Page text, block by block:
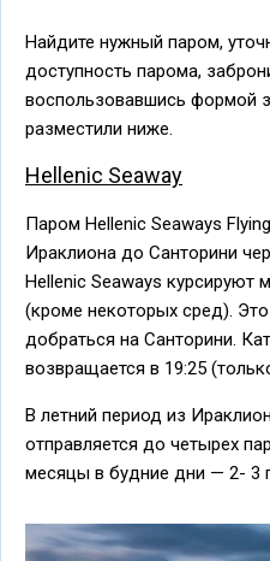
Найдите нужный паром,
доступность парома,
воспользовавшись формой
разместили ниже.
Hellenic Seaway
Паром Hellenic Seaways
Ираклиона до Санторини
Hellenic Seaways
(кроме некоторых сред).
добраться на Санторини.
возвращается в 19:25
В летний период из
отправляется до четырех
месяцы в будние дни — 2- 3